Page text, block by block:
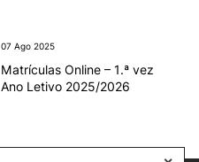
07 Ago 2025
Matrículas Online – 1.ª vez
Ano Letivo 2025/2026